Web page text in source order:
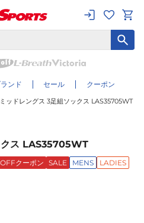
ンド セール クーポン
ミッドレングス 3足組ソックス LAS35705WT
クス LAS35705WT
クーポン SALE MENS LADIES